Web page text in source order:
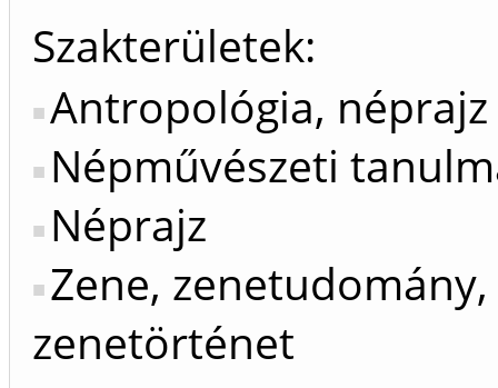
Szakterületek:
Antropológia, néprajz
Népművészeti
Néprajz
Zene, zenetudomány,
zenetörténet